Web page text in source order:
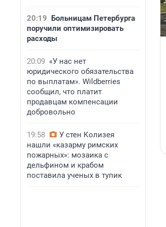
20:19 Больницам Петербурга
поручили оптимизировать
расходы
20:09 «У нас нет
юридического обязательства
по выплатам». Wildberries
сообщил, что платит
продавцам компенсации
добровольно
19:58
У стен Колизея
нашли «казарму римских
пожарных»: мозаика с
дельфином и крабом
поставила ученых в тупик